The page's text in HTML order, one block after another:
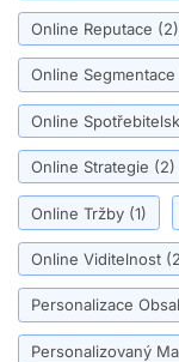
Online Reputace (2)
Online Segmentace
Online
Online Strategie (2)
Online Tržby (1)
Online Viditelnost
Personalizace
Personalizovaný